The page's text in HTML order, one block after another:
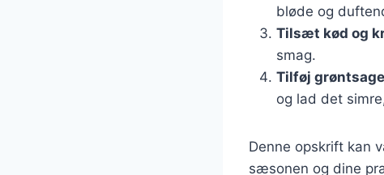
bløde og
Tilsæt kød og
smag.
Tilføj
og lad det
Denne opskrift kan
sæsonen og dine